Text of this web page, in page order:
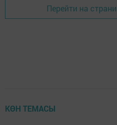
Перейти на
КӨН ТЕМАСЫ